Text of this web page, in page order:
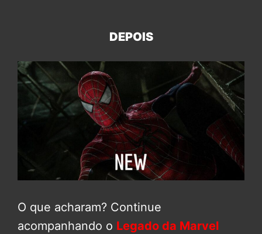
DEPOIS
O que acharam? Continue
acompanhando o Legado da Marvel